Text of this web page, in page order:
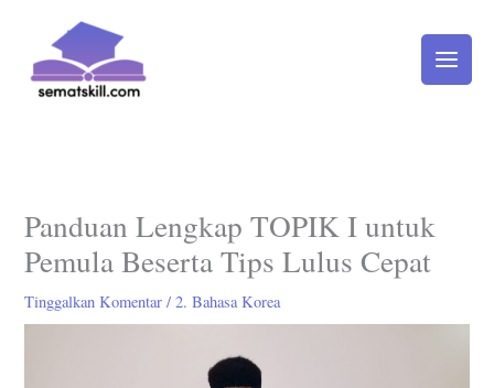
konten
Panduan Lengkap TOPIK I untuk
Pemula Beserta Tips Lulus Cepat
Tinggalkan Komentar /2. Bahasa Korea